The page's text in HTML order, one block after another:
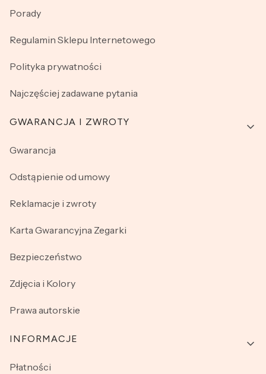
Porady
Regulamin Sklepu Internetowego
Polityka prywatności
Najczęściej zadawane pytania
GWARANCJA I ZWROTY
Gwarancja
Odstąpienie od umowy
Reklamacje i zwroty
Karta Gwarancyjna Zegarki
Bezpieczeństwo
Zdjęcia i Kolory
Prawa autorskie
INFORMACJE
Płatności